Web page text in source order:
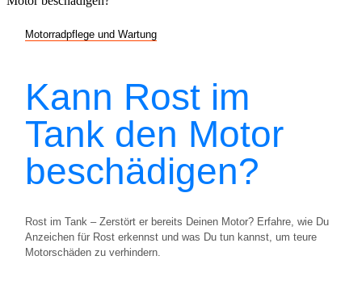
Motorradpflege und Wartung
Kann Rost im
Tank den Motor
beschädigen?
Rost im Tank – Zerstört er bereits Deinen Motor? Erfahre, wie Du
Anzeichen für Rost erkennst und was Du tun kannst, um teure
Motorschäden zu verhindern.